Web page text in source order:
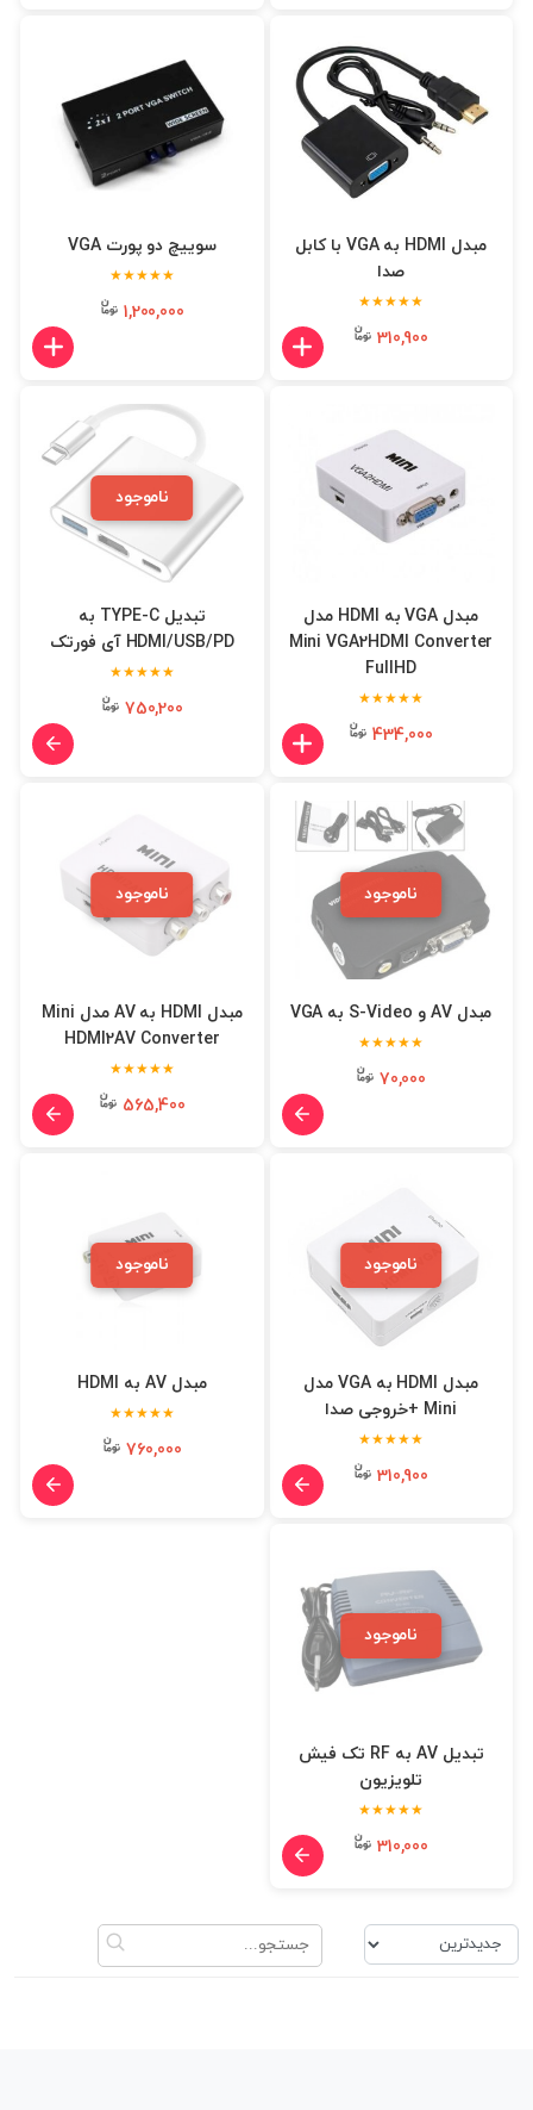
مبدل HDMI به VGA با کابل
صدا
★★★★★
310,900
سوییچ دو پورت VGA
★★★★★
1,200,000
مبدل VGA به HDMI مدل
Mini VGA2HDMI Converter
FullHD
★★★★★
434,000
ناموجود
تبدیل TYPE-C به
HDMI/USB/PD آی فورتک
★★★★★
750,200
ناموجود
مبدل AV و S-Video به VGA
★★★★★
70,000
ناموجود
مبدل HDMI به AV مدل Mini
HDMI2AV Converter
★★★★★
565,400
ناموجود
مبدل HDMI به VGA مدل
Mini +خروجی صدا
★★★★★
310,900
ناموجود
مبدل AV به HDMI
★★★★★
760,000
ناموجود
تبدیل AV به RF تک فیش
تلویزیون
★★★★★
310,000